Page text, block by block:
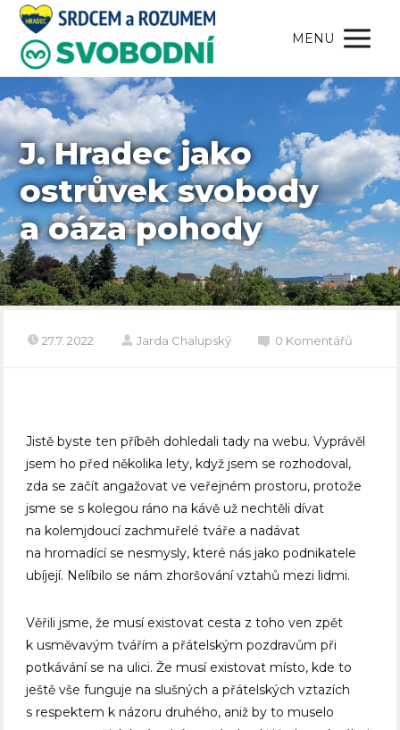
MENU
J. Hradec jako
ostrůvek svobody
a oáza pohody
27.7. 2022 Jarda Chalupský 0 Komentářů
Jistě byste ten příběh dohledali tady na webu. Vyprávěl
jsem ho před několika lety, když jsem se rozhodoval,
zda se začít angažovat ve veřejném prostoru, protože
jsme se s kolegou ráno na kávě už nechtěli dívat
na kolemjdoucí zachmuřelé tváře a nadávat
na hromadící se nesmysly, které nás jako podnikatele
ubíjejí. Nelíbilo se nám zhoršování vztahů mezi lidmi.
Věřili jsme, že musí existovat cesta z toho ven zpět
k usměvavým tvářím a přátelským pozdravům při
potkávání se na ulici. Že musí existovat místo, kde to
ještě vše funguje na slušných a přátelských vztazích
s respektem k názoru druhého, aniž by to muselo